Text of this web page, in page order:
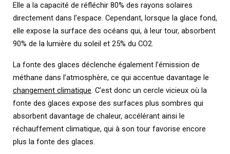
Elle a la capacité de réfléchir 80% des rayons solaires
directement dans l’espace. Cependant, lorsque la glace fond,
elle expose la surface des océans qui, à leur tour, absorbent
90% de la lumière du soleil et 25% du CO2.
La fonte des glaces déclenche également l’émission de
méthane dans l’atmosphère, ce qui accentue davantage le
changement climatique. C’est donc un cercle vicieux où la
fonte des glaces expose des surfaces plus sombres qui
absorbent davantage de chaleur, accélérant ainsi le
réchauffement climatique, qui à son tour favorise encore
plus la fonte des glaces.